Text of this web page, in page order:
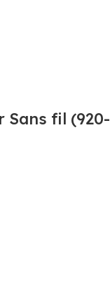
Sans fil (920-